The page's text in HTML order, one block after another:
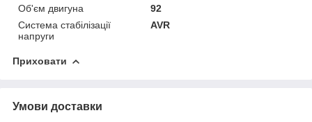
Об'єм двигуна
92
Система стабілізації
напруги
AVR
Приховати
Умови доставки